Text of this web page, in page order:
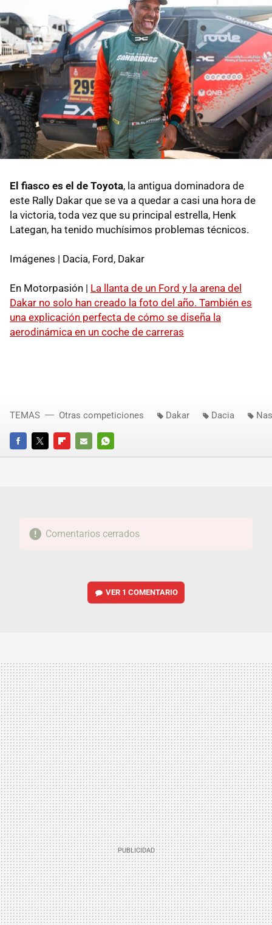
El fiasco es el de Toyota, la antigua dominadora de
este Rally Dakar que se va a quedar a casi una hora de
la victoria, toda vez que su principal estrella, Henk
Lategan, ha tenido muchísimos problemas técnicos.
Imágenes | Dacia, Ford, Dakar
En Motorpasión | La llanta de un Ford y la arena del
Dakar no solo han creado la foto del año. También es
una explicación perfecta de cómo se diseña la
aerodinámica en un coche de carreras
FACEBOOKTWITTERFLIPBOARD
E-
WHATSAPP
TEMAS Otras competiciones Dakar Dacia
Comentarios cerrados
VER 1 COMENTARIO